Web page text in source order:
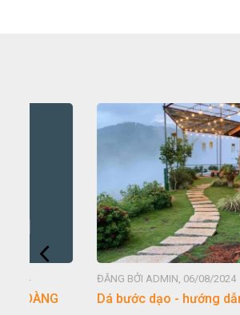
ĐĂNG BỞI ADMIN, 06/08/2024
Dá bước dạo - hướng dẫn chọn lựa